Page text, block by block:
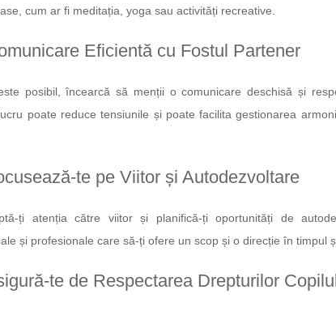
cum ar fi meditația, yoga sau activități recreative.
Eficientă cu Fostul Partener
posibil, încearcă să menții o comunicare deschisă și
poate reduce tensiunile și poate facilita gestionarea
te pe Viitor și Autodezvoltare
ți atenția către viitor și planifică-ți oportunități de
și profesionale care să-ți ofere un scop și o direcție în timpul
te de Respectarea Drepturilor